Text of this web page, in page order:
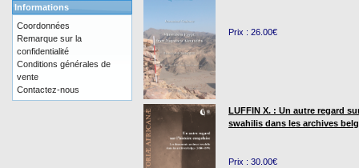
Prix : 26.00€
LUFFIN X. : Un autre regard
swahilis dans les archives
Prix : 30.00€
Informations
Coordonnées
Remarque sur la
confidentialité
Conditions générales de
vente
Contactez-nous